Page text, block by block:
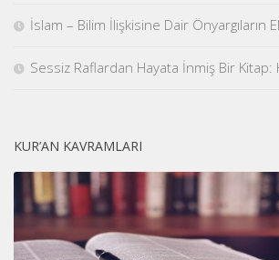
İslam – Bilim İlişkisine Dair Önyargıların
Sessiz Raflardan Hayata İnmiş Bir Kitap:
KUR’AN KAVRAMLARI